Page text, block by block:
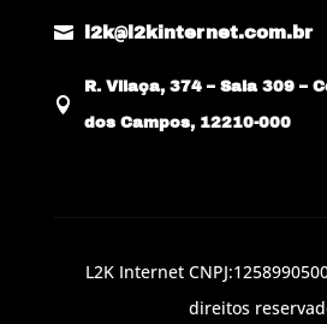
 l2k@l2kinternet.com.br

R. Vilaça, 374 – Sala 309 –
dos Campos, 12210-000
L2K Internet
direitos